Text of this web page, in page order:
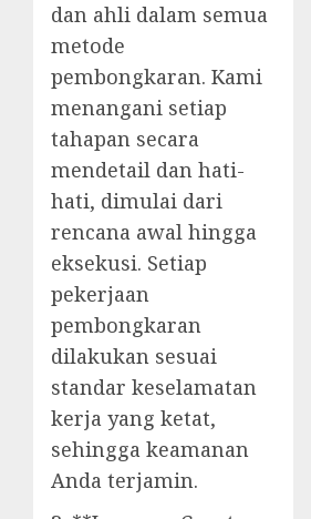
dan ahli dalam semua
metode
pembongkaran. Kami
menangani setiap
tahapan secara
mendetail dan hati-
hati, dimulai dari
rencana awal hingga
eksekusi. Setiap
pekerjaan
pembongkaran
dilakukan sesuai
standar keselamatan
kerja yang ketat,
sehingga keamanan
Anda terjamin.